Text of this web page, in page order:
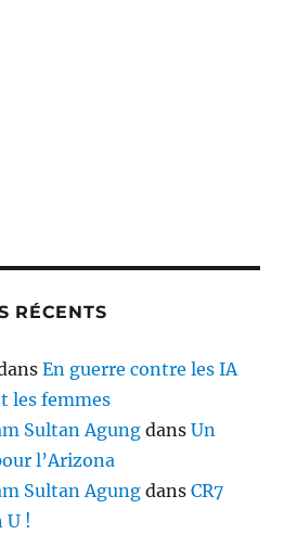
RÉCENTS
En guerre contre les IA
les femmes
Sultan Agung dansUn
l’Arizona
Sultan Agung dansCR7
U !